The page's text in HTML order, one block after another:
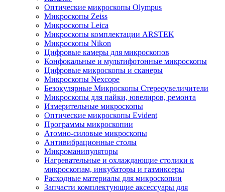
Оптические микроскопы Olympus
Микроскопы Zeiss
Микроскопы Leica
Микроскопы комплектации ARSTEK
Микроскопы Nikon
Цифровые камеры для микроскопов
Конфокальные и мультифотонные микроскопы
Цифровые микроскопы и сканеры
Микроскопы Nexcope
Безокулярные Микроскопы Стереоувеличители
Микроскопы для пайки, ювелиров, ремонта
Измерительные микроскопы
Оптические микроскопы Evident
Программы микроскопии
Атомно-силовые микроскопы
Антивибрационные столы
Микроманипуляторы
Нагревательные и охлаждающие столики к
микроскопам, инкубаторы и газмиксеры
Расходные материалы для микроскопии
Запчасти комплектующие аксессуары для